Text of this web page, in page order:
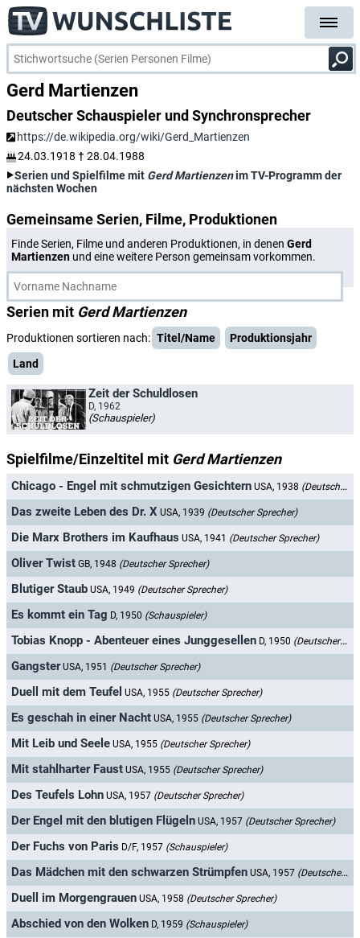
Gerd Martienzen
Deutscher Schauspieler und Synchronsprecher
https://de.wikipedia.org/wiki/Gerd_Martienzen
24.03.1918 † 28.04.1988
Serien und Spielfilme mit Gerd Martienzenim TV-Programm der
nächsten Wochen
Gemeinsame Serien, Filme, Produktionen
Finde Serien, Filme und anderen Produktionen, in denen Gerd
Martienzen und eine weitere Person gemeinsam vorkommen.
Serien mit Gerd Martienzen
Produktionen sortieren nach: Titel/Name
Produktionsjahr
Land
Zeit der Schuldlosen
D, 1962
(Schauspieler)
Spielfilme/Einzeltitel mit Gerd Martienzen
Chicago - Engel mit schmutzigen Gesichtern USA, 1938 (Deutscher Sprecher)
Das zweite Leben des Dr. X USA, 1939 (Deutscher Sprecher)
Die Marx Brothers im Kaufhaus USA, 1941 (Deutscher Sprecher)
Oliver Twist GB, 1948 (Deutscher Sprecher)
Blutiger Staub USA, 1949 (Deutscher Sprecher)
Es kommt ein Tag D, 1950 (Schauspieler)
Tobias Knopp - Abenteuer eines Junggesellen D, 1950 (Deutscher Sprecher)
Gangster USA, 1951 (Deutscher Sprecher)
Duell mit dem Teufel USA, 1955 (Deutscher Sprecher)
Es geschah in einer Nacht USA, 1955 (Deutscher Sprecher)
Mit Leib und Seele USA, 1955 (Deutscher Sprecher)
Mit stahlharter Faust USA, 1955 (Deutscher Sprecher)
Des Teufels Lohn USA, 1957 (Deutscher Sprecher)
Der Engel mit den blutigen Flügeln USA, 1957 (Deutscher Sprecher)
Der Fuchs von Paris D/F, 1957 (Schauspieler)
Das Mädchen mit den schwarzen Strümpfen USA, 1957 (Deutscher Sprecher)
Duell im Morgengrauen USA, 1958 (Deutscher Sprecher)
Abschied von den Wolken D, 1959 (Schauspieler)